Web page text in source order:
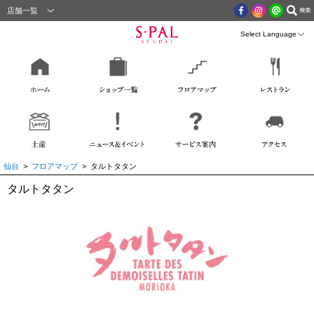
店舗一覧
仙台 > フロアマップ> タルトタタン
タルトタタン